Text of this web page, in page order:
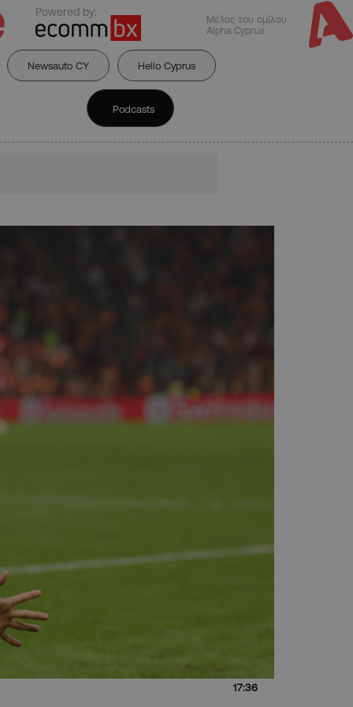
Powered by:
Μέλος του ομίλου
Alpha Cyprus
Newsauto CY Hello Cyprus
Podcasts
17:36